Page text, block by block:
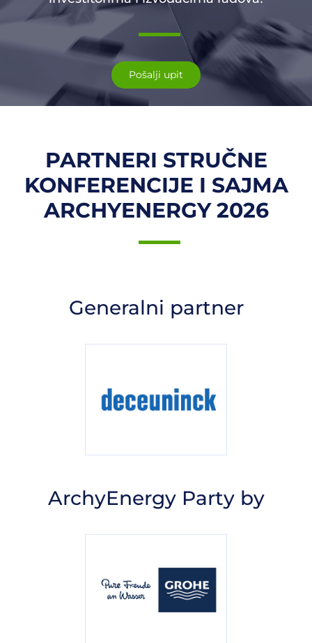
Pošalji upit
PARTNERI STRUČNE
KONFERENCIJE I SAJMA
ARCHYENERGY 2026
Generalni partner
ArchyEnergy Party by